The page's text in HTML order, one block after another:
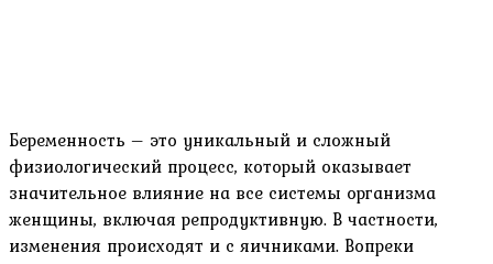
Беременность – это уникальный и сложный
физиологический процесс, который оказывает
значительное влияние на все системы организма
женщины, включая репродуктивную. В частности,
изменения происходят и с яичниками. Вопреки